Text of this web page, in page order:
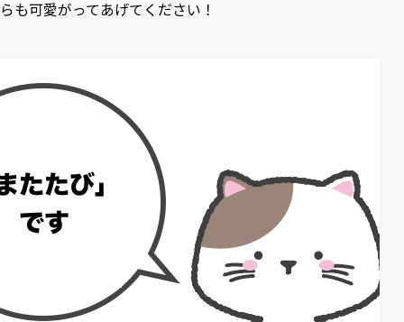
らも可愛がってあげてください！